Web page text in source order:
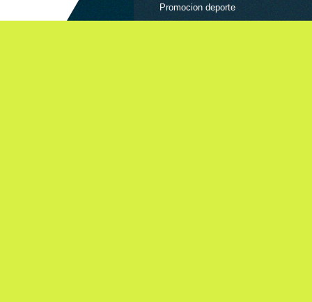
Promocion deporte